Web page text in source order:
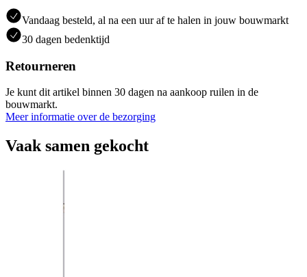
Vandaag besteld, al na een uur af te halen in jouw bouwmarkt
30 dagen bedenktijd
Retourneren
Je kunt dit artikel binnen 30 dagen na aankoop ruilen in de
bouwmarkt.
Meer informatie over de bezorging
Vaak samen gekocht